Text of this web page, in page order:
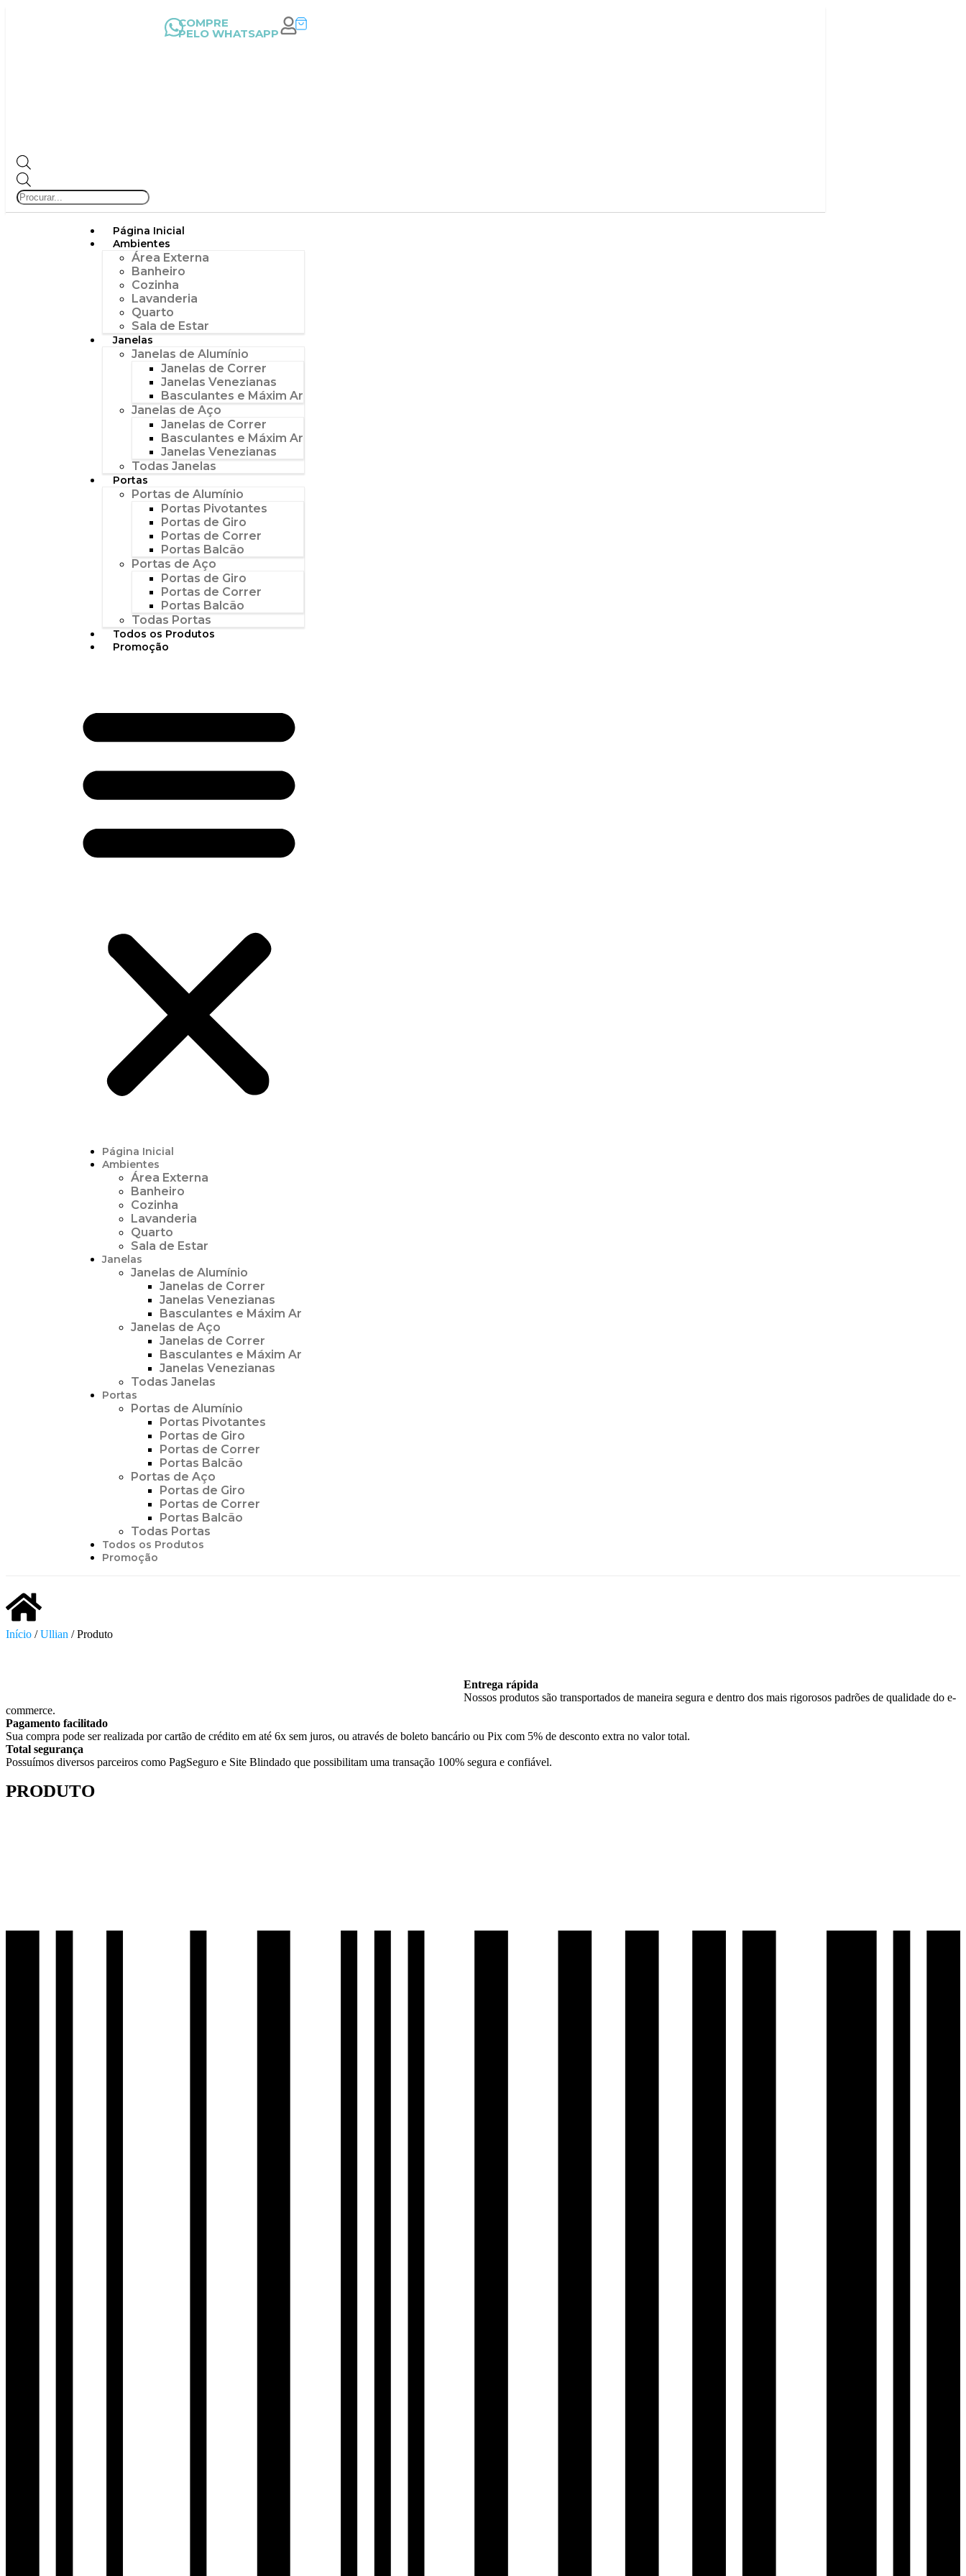
COMPRE
PELO WHATSAPP
Página Inicial
Ambientes
Área Externa
Banheiro
Cozinha
Lavanderia
Quarto
Sala de Estar
Janelas
Janelas de Alumínio
Janelas de Correr
Janelas Venezianas
Basculantes e Máxim Ar
Janelas de Aço
Janelas de Correr
Basculantes e Máxim Ar
Janelas Venezianas
Todas Janelas
Portas
Portas de Alumínio
Portas Pivotantes
Portas de Giro
Portas de Correr
Portas Balcão
Portas de Aço
Portas de Giro
Portas de Correr
Portas Balcão
Todas Portas
Todos os Produtos
Promoção
Página Inicial
Ambientes
Área Externa
Banheiro
Cozinha
Lavanderia
Quarto
Sala de Estar
Janelas
Janelas de Alumínio
Janelas de Correr
Janelas Venezianas
Basculantes e Máxim Ar
Janelas de Aço
Janelas de Correr
Basculantes e Máxim Ar
Janelas Venezianas
Todas Janelas
Portas
Portas de Alumínio
Portas Pivotantes
Portas de Giro
Portas de Correr
Portas Balcão
Portas de Aço
Portas de Giro
Portas de Correr
Portas Balcão
Todas Portas
Todos os Produtos
Promoção
Início /Ullian / Produto
Entrega rápida
Nossos produtos são transportados de maneira segura e dentro dos mais rigorosos padrões de qualidade do e-
commerce.
Pagamento facilitado
Sua compra pode ser realizada por cartão de crédito em até 6x sem juros, ou através de boleto bancário ou Pix com 5% de desconto extra no valor total.
Total segurança
Possuímos diversos parceiros como PagSeguro e Site Blindado que possibilitam uma transação 100% segura e confiável.
PRODUTO